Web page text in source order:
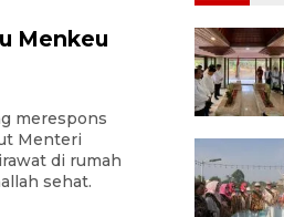
Menkeu
merespons
Menteri
di rumah
sehat.